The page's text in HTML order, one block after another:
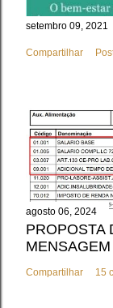
setembro 09, 2021
Compartilhar
agosto 06, 2024
PROPOSTA
Compartilhar 15